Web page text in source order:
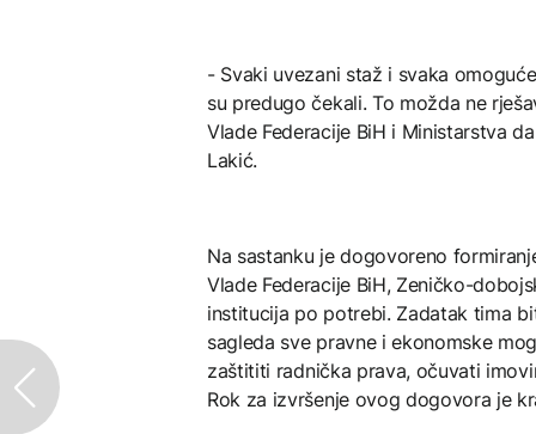
- Svaki uvezani staž i svaka
su predugo čekali. To možda ne
Vlade Federacije BiH i Ministarstva
Lakić.
Na sastanku je dogovoreno
Vlade Federacije BiH, Zeničko-
institucija po potrebi. Zadatak tima
sagleda sve pravne i ekonomske
zaštititi radnička prava, očuvati
Rok za izvršenje ovog dogovora je